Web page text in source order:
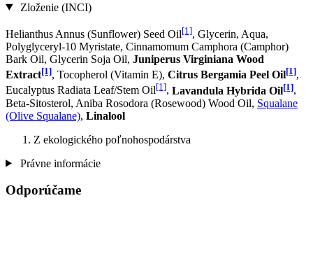
Zloženie (INCI)
Helianthus Annus (Sunflower) Seed Oil[1], Glycerin, Aqua,
Polyglyceryl-10 Myristate, Cinnamomum Camphora (Camphor)
Bark Oil, Glycerin Soja Oil, Juniperus Virginiana Wood
Extract[1], Tocopherol (Vitamin E), Citrus Bergamia Peel Oil[1],
Eucalyptus Radiata Leaf/Stem Oil[1], Lavandula Hybrida Oil[1],
Beta-Sitosterol, Aniba Rosodora (Rosewood) Wood Oil, Squalane
(Olive Squalane), Linalool
Z ekologického poľnohospodárstva
Právne informácie
Odporúčame